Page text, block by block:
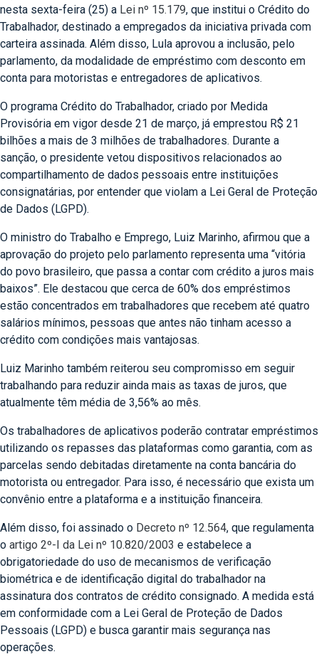
nesta sexta-feira (25) a Lei nº 15.179, que institui o Crédito do
Trabalhador, destinado a empregados da iniciativa privada com
carteira assinada. Além disso, Lula aprovou a inclusão, pelo
parlamento, da modalidade de empréstimo com desconto em
conta para motoristas e entregadores de aplicativos.
O programa Crédito do Trabalhador, criado por Medida
Provisória em vigor desde 21 de março, já emprestou R$ 21
bilhões a mais de 3 milhões de trabalhadores. Durante a
sanção, o presidente vetou dispositivos relacionados ao
compartilhamento de dados pessoais entre instituições
consignatárias, por entender que violam a Lei Geral de Proteção
de Dados (LGPD).
O ministro do Trabalho e Emprego, Luiz Marinho, afirmou que a
aprovação do projeto pelo parlamento representa uma “vitória
do povo brasileiro, que passa a contar com crédito a juros mais
baixos”. Ele destacou que cerca de 60% dos empréstimos
estão concentrados em trabalhadores que recebem até quatro
salários mínimos, pessoas que antes não tinham acesso a
crédito com condições mais vantajosas.
Luiz Marinho também reiterou seu compromisso em seguir
trabalhando para reduzir ainda mais as taxas de juros, que
atualmente têm média de 3,56% ao mês.
Os trabalhadores de aplicativos poderão contratar empréstimos
utilizando os repasses das plataformas como garantia, com as
parcelas sendo debitadas diretamente na conta bancária do
motorista ou entregador. Para isso, é necessário que exista um
convênio entre a plataforma e a instituição financeira.
Além disso, foi assinado o Decreto nº 12.564, que regulamenta
o artigo 2º-I da Lei nº 10.820/2003 e estabelece a
obrigatoriedade do uso de mecanismos de verificação
biométrica e de identificação digital do trabalhador na
assinatura dos contratos de crédito consignado. A medida está
em conformidade com a Lei Geral de Proteção de Dados
Pessoais (LGPD) e busca garantir mais segurança nas
operações.